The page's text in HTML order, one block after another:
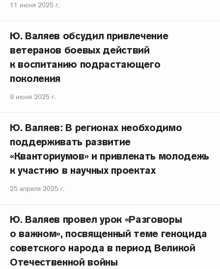
11 июня 2025 г.
Ю. Валяев обсудил привлечение
ветеранов боевых действий
к воспитанию подрастающего
поколения
9 июня 2025 г.
Ю. Валяев: В регионах необходимо
поддерживать развитие
«Кванториумов» и привлекать молодежь
к участию в научных проектах
25 апреля 2025 г.
Ю. Валяев провел урок «Разговоры
о важном», посвященный теме геноцида
советского народа в период Великой
Отечественной войны